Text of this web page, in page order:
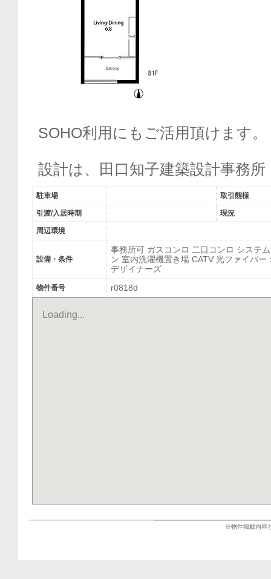
SOHO利用にもご活用頂けます。
設計は、田口知子建築設計事務所
駐車場 取引態様
引渡/入居時期 現況
周辺環境
設備・条件
事務所可 ガスコンロ 二口コンロ システ
ン 室内洗濯機置き場 CATV 光ファイバ
デザイナーズ
物件番号 r0818d
Loading...
※物件掲載内容